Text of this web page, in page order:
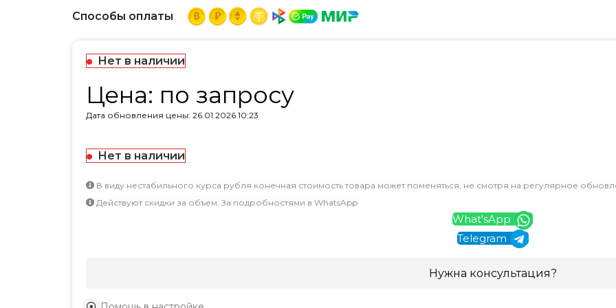
Способы оплаты
Нет в наличии
Цена: по запросу
Дата обновления цены: 26.01.2026 10:23
Нет в наличии
В виду нестабильного курса рубля конечная стоимость товара может поменяться, не смотря на регулярное
Действуют скидки за объем. За подробностями в WhatsApp
What'sApp
Telegram
Нужна консультация?